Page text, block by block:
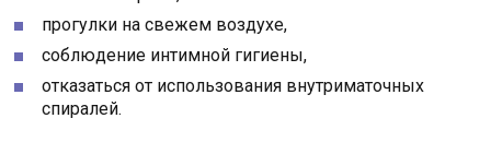
прогулки на свежем воздухе,
соблюдение интимной гигиены,
отказаться от использования внутриматочных
спиралей.